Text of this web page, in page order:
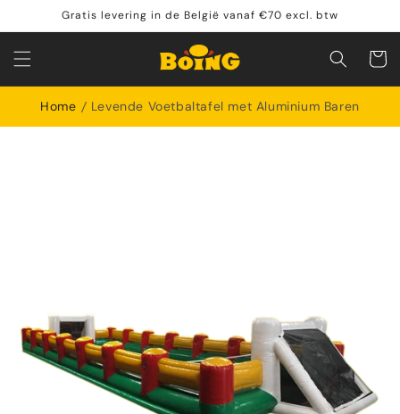
naar de
content
Gratis levering in de België vanaf €70 excl. btw
Home Levende Voetbaltafel met Aluminium Baren